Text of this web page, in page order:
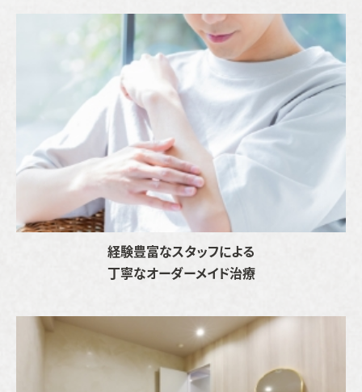
経験豊富なスタッフによる
丁寧なオーダーメイド治療